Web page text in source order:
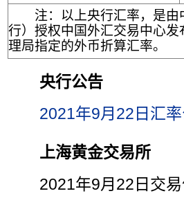
注：以上央行汇率，是由
行）授权中国外汇交易中心发
理局指定的外币折算汇率。
央行公告
2021年9月22日汇
上海黄金交易所
2021年9月22日交易